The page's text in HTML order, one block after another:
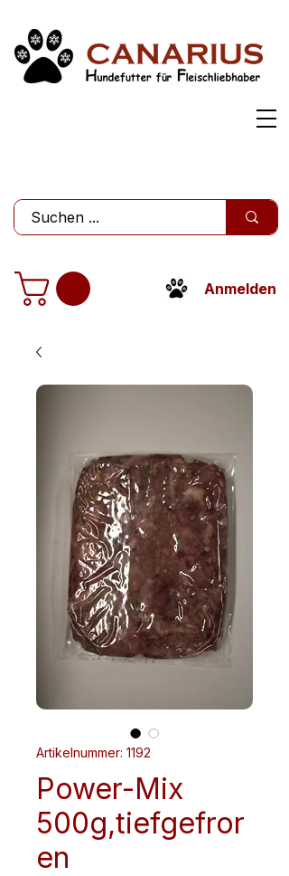
Anmelden
Artikelnummer: 1192
Power-Mix
500g,tiefgefror
en